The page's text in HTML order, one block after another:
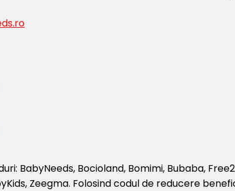
BabyNeeds, Bocioland, Bomimi, Bubaba,
Zeegma. Folosind codul de reducere